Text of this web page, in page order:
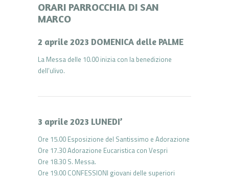
ORARI PARROCCHIA DI SAN
MARCO
2 aprile 2023 DOMENICA delle PALME
La Messa delle 10.00 inizia con la benedizione
dell’ulivo.
3 aprile 2023 LUNEDI’
Ore 15.00 Esposizione del Santissimo e Adorazione
Ore 17.30 Adorazione Eucaristica con Vespri
Ore 18.30 S. Messa.
Ore 19.00 CONFESSIONI giovani delle superiori